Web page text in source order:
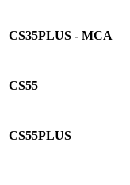
CS35PLUS - MCA
CS55
CS55PLUS